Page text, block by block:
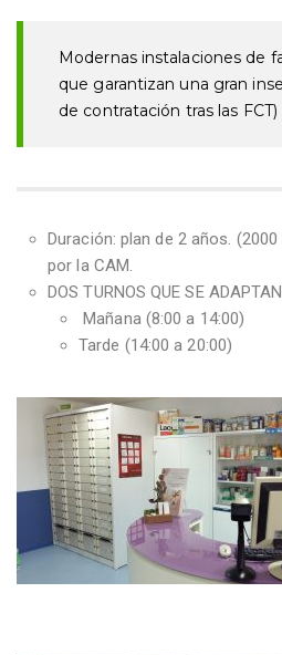
Modernas instalaciones de
que garantizan una gran
de contratación tras las FCT)
Duración: plan de 2 años.
por la CAM.
DOS TURNOS QUE SE
Mañana (8:00 a 14:00)
Tarde (14:00 a 20:00)